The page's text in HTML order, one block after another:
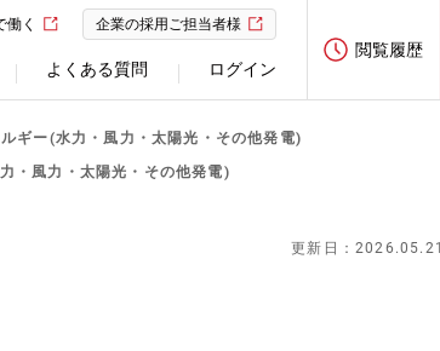
働く 企業の採用ご担当者様
よくある質問 ログイン
閲覧履歴
ギー(水力・風力・太陽光・その他発電)
・風力・太陽光・その他発電)
更新日：2026.05.21